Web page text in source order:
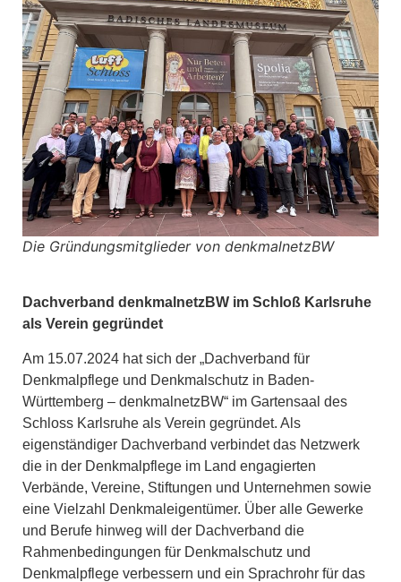
Die Gründungsmitglieder von denkmalnetzBW
Dachverband denkmalnetzBW im Schloß Karlsruhe
als Verein gegründet
Am 15.07.2024 hat sich der „Dachverband für
Denkmalpflege und Denkmalschutz in Baden-
Württemberg – denkmalnetzBW“ im Gartensaal des
Schloss Karlsruhe als Verein gegründet. Als
eigenständiger Dachverband verbindet das Netzwerk
die in der Denkmalpflege im Land engagierten
Verbände, Vereine, Stiftungen und Unternehmen sowie
eine Vielzahl Denkmaleigentümer. Über alle Gewerke
und Berufe hinweg will der Dachverband die
Rahmenbedingungen für Denkmalschutz und
Denkmalpflege verbessern und ein Sprachrohr für das